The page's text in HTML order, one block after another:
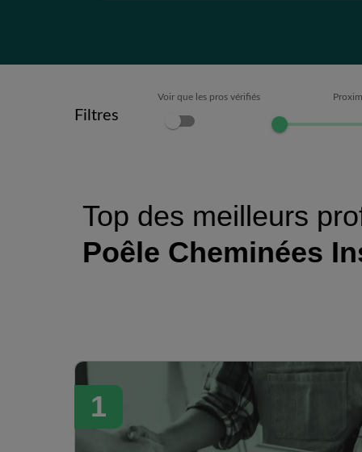
Filtres
Voir que les pros vérifiés
Top des meilleurs
Poêle Cheminées
1